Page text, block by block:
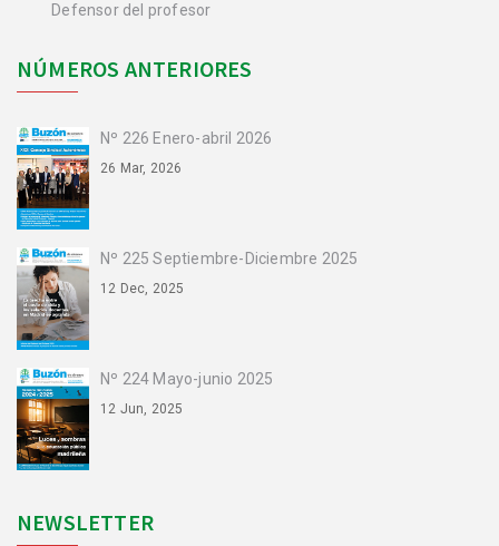
Defensor del profesor
NÚMEROS ANTERIORES
Nº 226 Enero-abril 2026
26 Mar, 2026
Nº 225 Septiembre-Diciembre 2025
12 Dec, 2025
Nº 224 Mayo-junio 2025
12 Jun, 2025
NEWSLETTER